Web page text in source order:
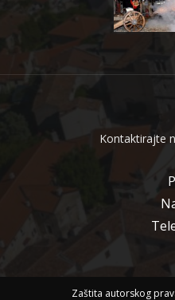
Kontaktirajte
Zaštita autorskog